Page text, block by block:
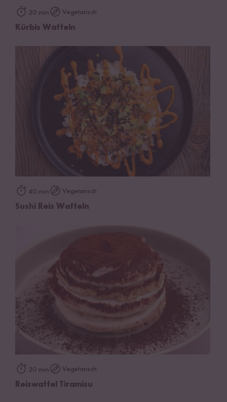
20 min Vegetarisch
Kürbis Waffeln
40 min Vegetarisch
Sushi Reis Waffeln
20 min Vegetarisch
Reiswaffel Tiramisu